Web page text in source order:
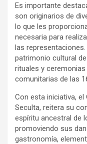
Es importante
son originarios de
lo que les
necesaria para
las
patrimonio cultural
rituales y
comunitarias de las
Con esta iniciativa, el
Seculta, reitera su
espíritu ancestral de
promoviendo sus
gastronomía,